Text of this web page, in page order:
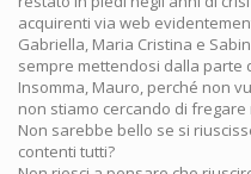
acquirenti via web
Gabriella, Maria Cristina e
sempre mettendosi dalla parte
Insomma, Mauro, perché non
non stiamo cercando di fregare
Non sarebbe bello se si
contenti tutti?